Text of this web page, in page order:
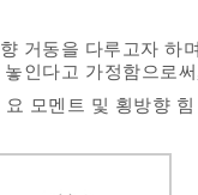
거동을 다루고자 하
인다고 가정함으로
모멘트 및 횡방향